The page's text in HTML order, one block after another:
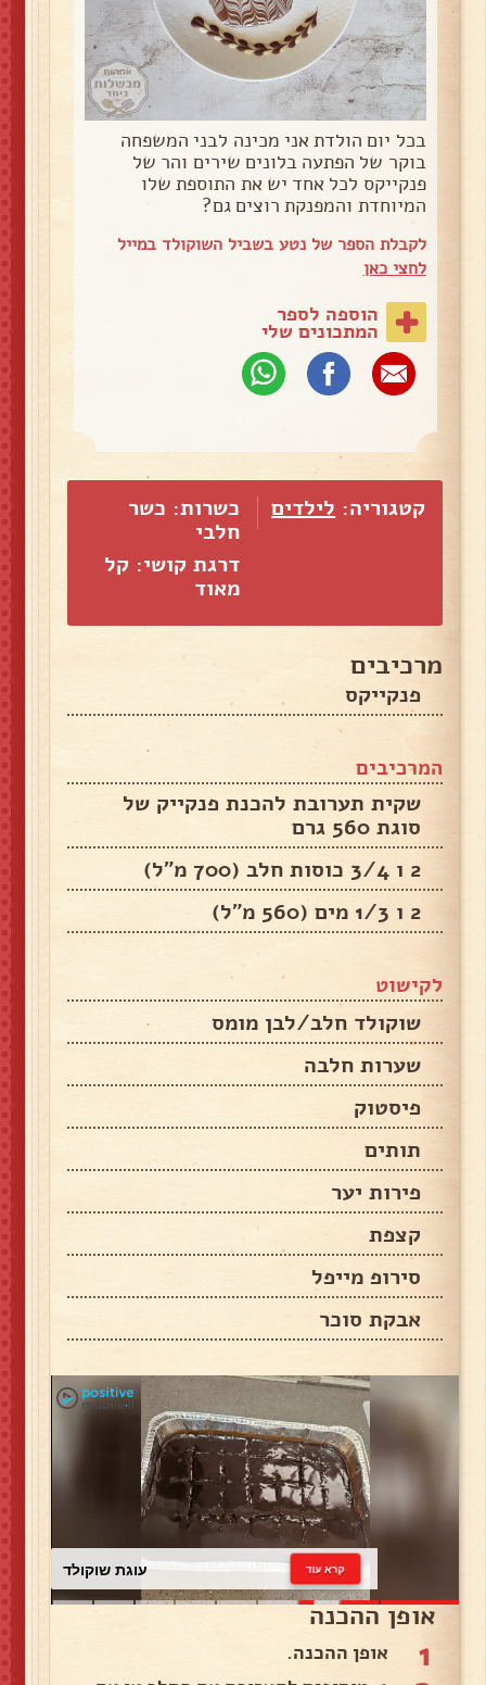
בכל יום הולדת אני מכינה לבני המשפחה
בוקר של הפתעה בלונים שירים והר של
פנקייקס לכל אחד יש את התוספת שלו
המיוחדת והמפנקת רוצים גם?
לקבלת הספר של נטע בשביל השוקולד במייל
לחצי כאן
הוספה לספר
המתכונים שלי
קטגוריה: לילדים
כשרות: כשר
חלבי
דרגת קושי: קל
מאוד
מרכיבים
פנקייקס
המרכיבים
שקית תערובת להכנת פנקייק של
סוגת 560 גרם
2 ו 3/4 כוסות חלב (700 מ"ל)
2 ו 1/3 מים (560 מ"ל)
לקישוט
שוקולד חלב/לבן מומס
שערות חלבה
פיסטוק
תותים
פירות יער
קצפת
סירופ מייפל
אבקת סוכר
עוגת שוקולד קרא עוד
אופן ההכנה
1 אופן ההכנה.